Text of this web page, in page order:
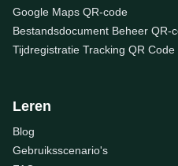
Google Maps QR-code
Bestandsdocument Beheer QR-
Tijdregistratie Tracking QR Code
Leren
Blog
Gebruiksscenario's